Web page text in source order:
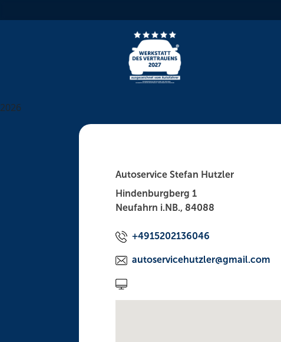
to
2026
Autoservice Stefan Hutzler
Hindenburgberg 1
Neufahrn i.NB., 84088
+4915202136046
autoservicehutzler@gmail.com